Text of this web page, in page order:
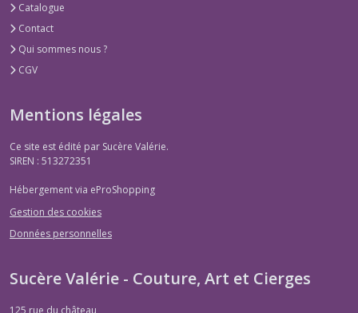
Catalogue
Contact
Qui sommes nous ?
CGV
Mentions légales
Ce site est édité par Sucère Valérie.
SIREN : 513272351
Hébergement via eProShopping
Gestion des cookies
Données personnelles
Sucère Valérie - Couture, Art et Cierges